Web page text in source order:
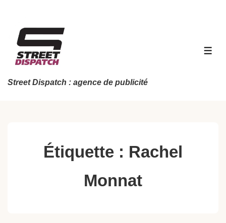
contenu
principal
Street Dispatch : agence de publicité
Étiquette : Rachel
Monnat